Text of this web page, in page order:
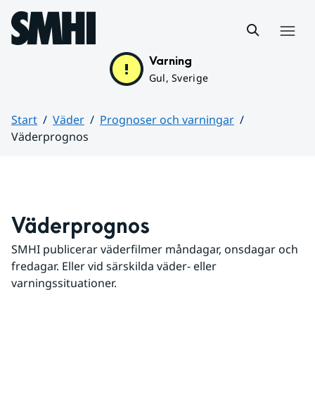
Hoppa till sidans innehåll
Varning
Gul, Sverige
Start Väder
Prognoser och varningar
Väderprognos
Väderprognos
SMHI publicerar väderfilmer måndagar, onsdagar och
fredagar. Eller vid särskilda väder- eller
varningssituationer.